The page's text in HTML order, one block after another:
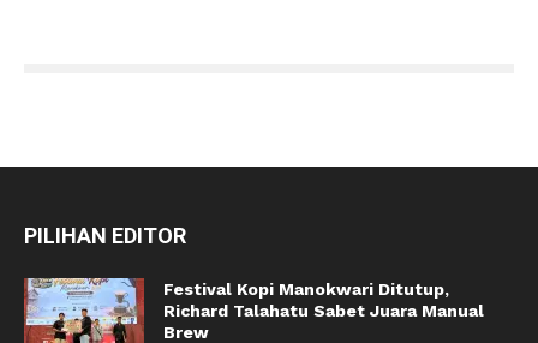
PILIHAN EDITOR
Festival Kopi Manokwari Ditutup,
Richard Talahatu Sabet Juara Manual
Brew